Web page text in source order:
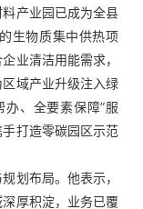
产业园已成为全县
生物质集中供热项
业清洁用能需求，
域产业升级注入绿
、全要素保障”服
打造零碳园区示范
划布局。他表示，
厚积淀，业务已覆